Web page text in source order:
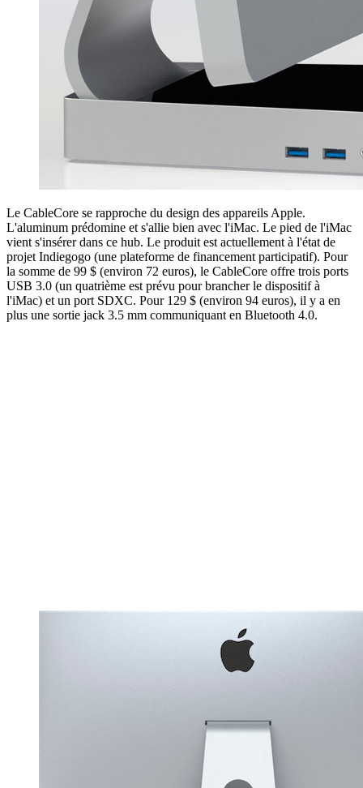
Le CableCore se rapproche du design des appareils Apple.
L'aluminum prédomine et s'allie bien avec l'iMac. Le pied de l'iMac
vient s'insérer dans ce hub. Le produit est actuellement à l'état de
projet Indiegogo (une plateforme de financement participatif). Pour
la somme de 99 $ (environ 72 euros), le CableCore offre trois ports
USB 3.0 (un quatrième est prévu pour brancher le dispositif à
l'iMac) et un port SDXC. Pour 129 $ (environ 94 euros), il y a en
plus une sortie jack 3.5 mm communiquant en Bluetooth 4.0.